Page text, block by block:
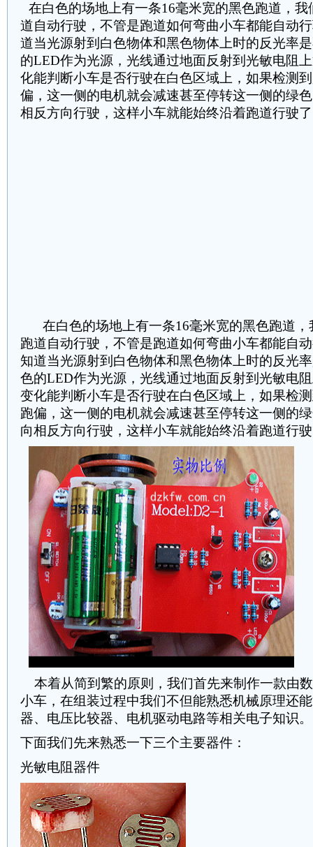
在白色的场地上有一条16毫米宽的黑色跑道，
道自动行驶，不管是跑道如何弯曲小车都能自动
道当光源射到白色物体和黑色物体上时的反光率
的LED作为光源，光线通过地面反射到光敏电阻
化能判断小车是否行驶在白色区域上，如果检测
偏，这一侧的电机就会减速甚至停转这一侧的绿
相反方向行驶，这样小车就能始终沿着跑道行驶
在白色的场地上有一条16毫米宽的黑色跑道，
跑道自动行驶，不管是跑道如何弯曲小车都能自
知道当光源射到白色物体和黑色物体上时的反光
色的LED作为光源，光线通过地面反射到光敏电
变化能判断小车是否行驶在白色区域上，如果检
跑偏，这一侧的电机就会减速甚至停转这一侧的
向相反方向行驶，这样小车就能始终沿着跑道行
本着从简到繁的原则，我们首先来制作一款由
小车，在组装过程中我们不但能熟悉机械原理还
器、电压比较器、电机驱动电路等相关电子知识。
下面我们先来熟悉一下三个主要器件：
光敏电阻器件